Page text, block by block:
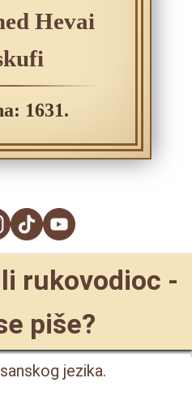
Hevai
1631.
rukovodioc -
piše?
jezika.